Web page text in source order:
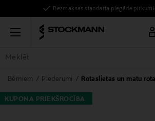
Bezmaksas standarta piegāde
Menu
VISAS PRECES SIEVIETĒM VĪRIEŠIEM
Bērniem Piederumi Rotaslietas un matu
KUPONA PRIEKŠROCĪBA